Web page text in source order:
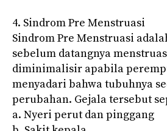
4. Sindrom Pre Menstruasi
Sindrom Pre Menstruasi
sebelum datangnya
diminimalisir apabila
menyadari bahwa tubuhnya
perubahan. Gejala tersebut
a. Nyeri perut dan pinggang